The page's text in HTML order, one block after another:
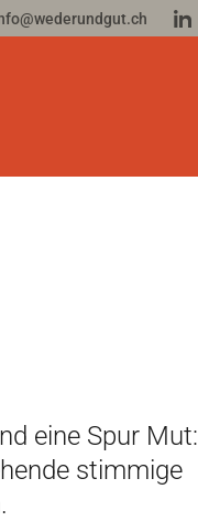
eine Spur Mut:
stimmige